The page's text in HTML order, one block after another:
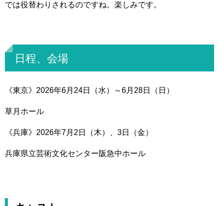
では役替わりされるのですね。楽しみです。
日程、会場
《東京》2026年6月24日（水）～6月28日（日）
草月ホール
《兵庫》2026年7月2日（木）、3日（金）
兵庫県立芸術文化センター阪急中ホール